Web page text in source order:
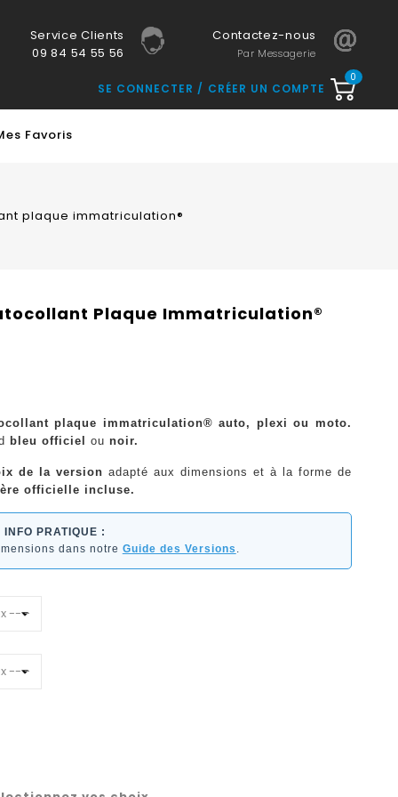
Service Clients
09 84 54 55 56
Contactez-nous
Par Messagerie
0
SE CONNECTER CRÉER UN COMPTE
Favoris
plaque immatriculation®
Plaque Immatriculation®
plaque immatriculation® auto, plexi ou moto.
bleu officiel ou noir.
de la version adapté aux dimensions et à la forme de
officielle incluse.
INFO PRATIQUE :
dans notre Guide des Versions